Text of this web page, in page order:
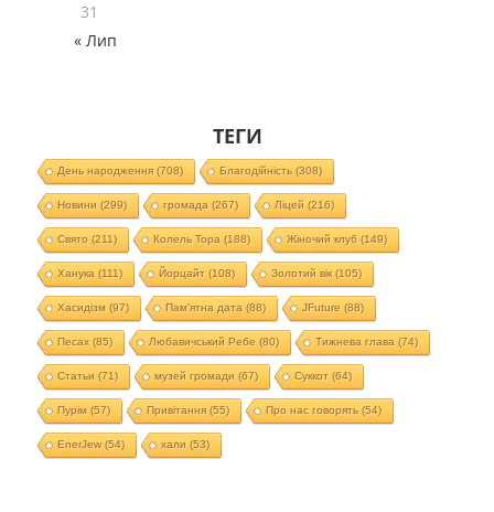
31
« Лип
ТЕГИ
День народження(708) Благодійність (308)
Новини (299) громада (267) Ліцей (216)
Свято (211) Колель Тора (188) Жіночий клуб (149)
Ханука (111) Йорцайт (108) Золотий вік(105)
Хасидізм (97) Пам'ятна дата (88) JFuture (88)
Песах(85) Любавичський Ребе (80) Тижнева глава (74)
Статьи (71) музей громади (67) Суккот (64)
Пурім (57) Привітання(55) Про нас говорять (54)
EnerJew(54) хали (53)